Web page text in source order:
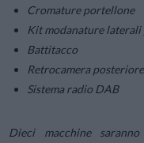
Cromature portellone
Kit modanature
Battitacco
Retrocamera posteriore
Sistema radio DAB
Dieci macchine